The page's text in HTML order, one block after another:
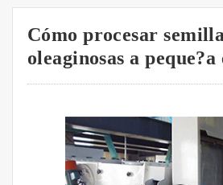
Cómo procesar
oleaginosas a peque?a